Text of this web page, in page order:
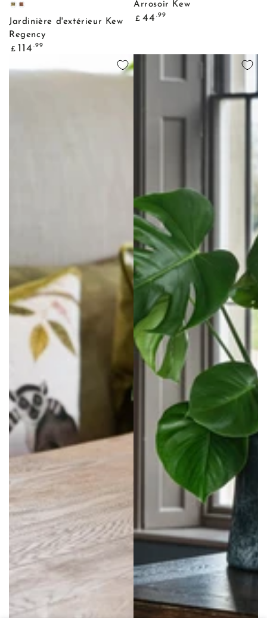
Laiton
vieilli
Cuivre
vieilli
Jardinière d'extérieur Kew
Regency
Prix
£ 114 .99
Arrosoir Kew
Prix
£ 44 .99